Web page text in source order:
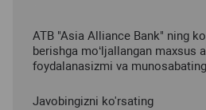
ATB "Asia Alliance Bank" ning
berishga mo‘ljallangan maxsus
foydalanasizmi va
Javobingizni ko'rsating